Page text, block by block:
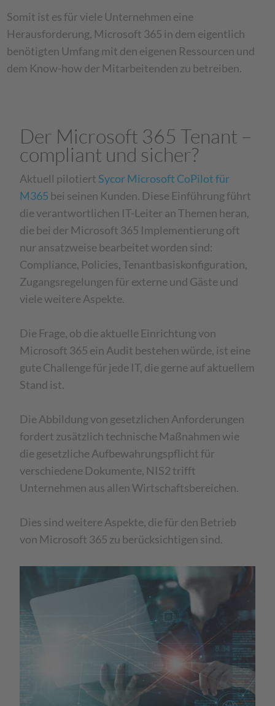
Somit ist es für viele Unternehmen eine
Herausforderung, Microsoft 365 in dem eigentlich
benötigten Umfang mit den eigenen Ressourcen und
dem Know-how der Mitarbeitenden zu betreiben.
Der Microsoft 365 Tenant –
compliant und sicher?
Aktuell pilotiert Sycor Microsoft CoPilot für
M365 bei seinen Kunden. Diese Einführung führt
die verantwortlichen IT-Leiter an Themen heran,
die bei der Microsoft 365 Implementierung oft
nur ansatzweise bearbeitet worden sind:
Compliance, Policies, Tenantbasiskonfiguration,
Zugangsregelungen für externe und Gäste und
viele weitere Aspekte.
Die Frage, ob die aktuelle Einrichtung von
Microsoft 365 ein Audit bestehen würde, ist eine
gute Challenge für jede IT, die gerne auf aktuellem
Stand ist.
Die Abbildung von gesetzlichen Anforderungen
fordert zusätzlich technische Maßnahmen wie
die gesetzliche Aufbewahrungspflicht für
verschiedene Dokumente, NIS2 trifft
Unternehmen aus allen Wirtschaftsbereichen.
Dies sind weitere Aspekte, die für den Betrieb
von Microsoft 365 zu berücksichtigen sind.